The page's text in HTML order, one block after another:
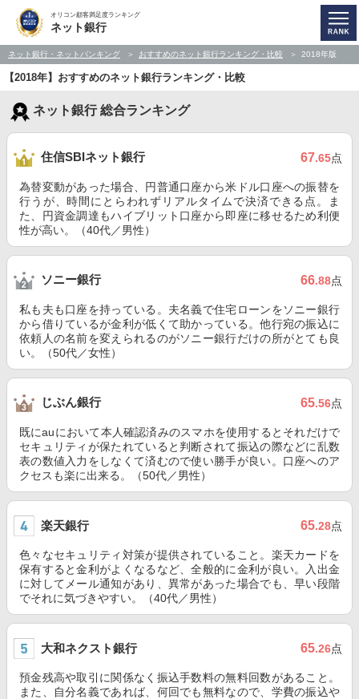
オリコン顧客満足度ランキング
ネット銀行
ネット銀行・ネットバンキング おすすめのネット銀行ランキング・比較 2018年版
【2018年】おすすめのネット銀行ランキング・比較
ネット銀行 総合ランキング
住信SBIネット銀行 67.65点
為替変動があった場合、円普通口座から米ドル口座への振替を
行うが、時間にとらわれずリアルタイムで決済できる点。ま
た、円資金調達もハイブリット口座から即座に移せるため利便
性が高い。（40代／男性）
ソニー銀行 66.88点
私も夫も口座を持っている。夫名義で住宅ローンをソニー銀行
から借りているが金利が低くて助かっている。他行宛の振込に
依頼人の名前を変えられるのがソニー銀行だけの所がとても良
い。（50代／女性）
じぶん銀行 65.56点
既にauにおいて本人確認済みのスマホを使用するとそれだけで
セキュリティが保たれていると判断されて振込の際などに乱数
表の数値入力をしなくて済むので使い勝手が良い。口座へのア
クセスも楽に出来る。（50代／男性）
楽天銀行 65.28点
色々なセキュリティ対策が提供されていること。楽天カードを
保有すると金利がよくなるなど、全般的に金利が良い。入出金
に対してメール通知があり、異常があった場合でも、早い段階
でそれに気づきやすい。（40代／男性）
大和ネクスト銀行 65.26点
預金残高や取引に関係なく振込手数料の無料回数があること。
また、自分名義であれば、何回でも無料なので、学費の振込や